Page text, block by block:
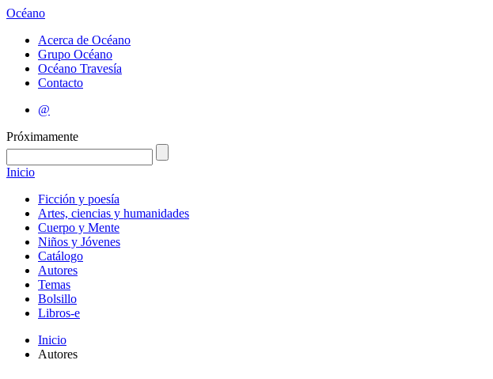
Océano
Acerca de Océano
Grupo Océano
Océano Travesía
Contacto
@
Próximamente
Inicio
Ficción y poesía
Artes, ciencias y humanidades
Cuerpo y Mente
Niños y Jóvenes
Catálogo
Autores
Temas
Bolsillo
Libros-e
Inicio
Autores